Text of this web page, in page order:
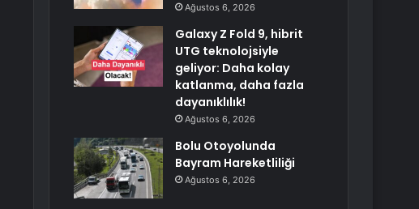
Ağustos 6, 2026
Galaxy Z Fold 9, hibrit
UTG teknolojsiyle
geliyor: Daha kolay
katlanma, daha fazla
dayanıklılık!
Ağustos 6, 2026
Bolu Otoyolunda
Bayram Hareketliliği
Ağustos 6, 2026